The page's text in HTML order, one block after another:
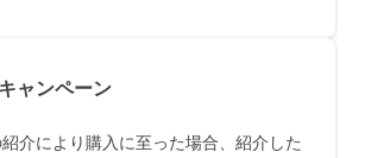
ャンペーン
介により購入に至った場合、紹介した